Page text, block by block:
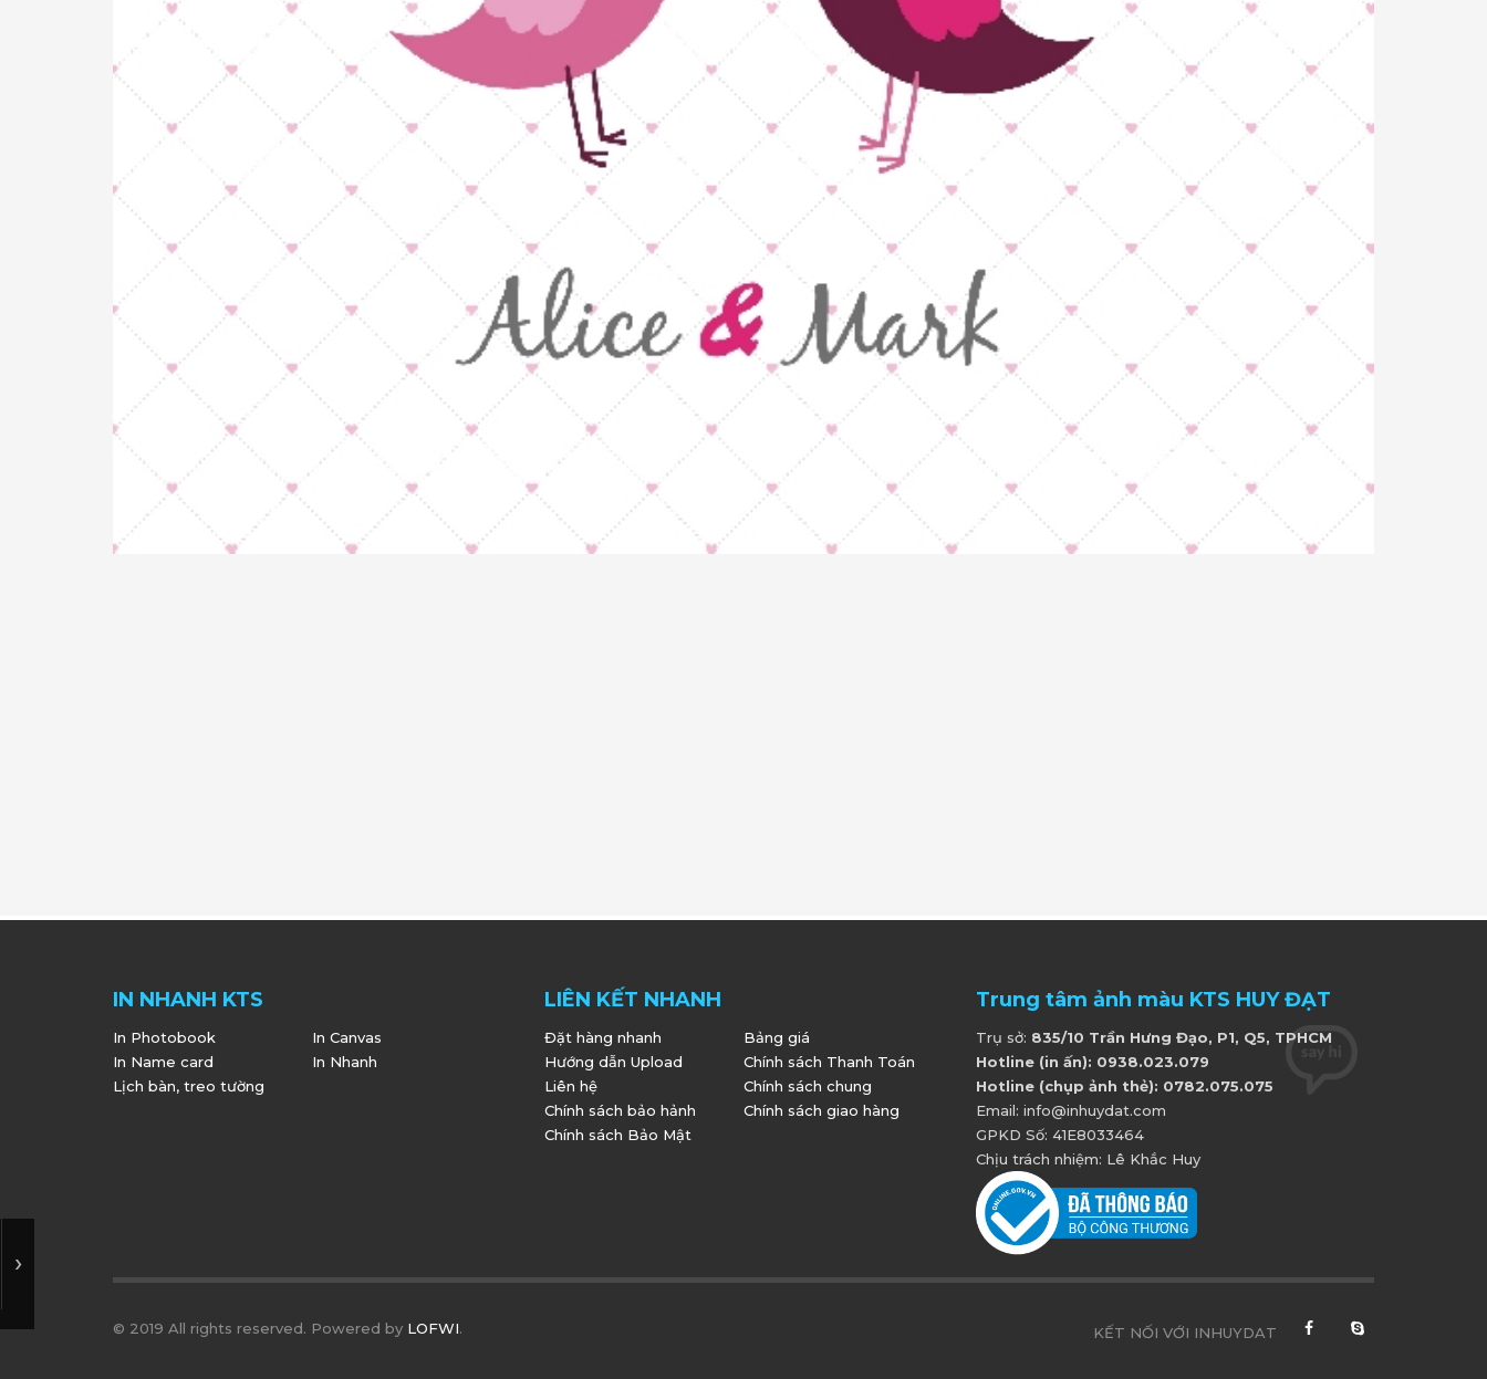
IN NHANH KTS
In Photobook
In Canvas
In Name card
In Nhanh
Lịch bàn, treo tường
LIÊN KẾT NHANH
Đặt hàng nhanh
Bảng giá
Hướng dẫn Upload
Chính sách Thanh Toán
Liên hệ
Chính sách chung
Chính sách bảo hảnh
Chính sách giao hàng
Chính sách Bảo Mật
Trung tâm ảnh màu KTS HUY ĐẠT
Trụ sở: 835/10 Trần Hưng Đạo, P1, Q5, TPHCM
Hotline (in ấn): 0938.023.079
Hotline (chụp ảnh thẻ): 0782.075.075
Email: info@inhuydat.com
GPKD Số: 41E8033464
Chịu trách nhiệm: Lê Khắc Huy
KẾT NỐI VỚI INHUYDAT
© 2019 All rights reserved. Powered by LOFWI.